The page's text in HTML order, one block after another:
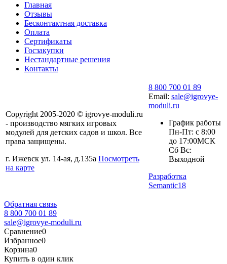
Главная
Отзывы
Бесконтактная доставка
Оплата
Сертификаты
Госзакупки
Нестандартные решения
Контакты
Copyright 2005-2020 © igrovye-moduli.ru
- производство мягких игровых
модулей для детских садов и школ. Все
права защищены.
г. Ижевск ул. 14-ая, д.135а Посмотреть
на карте
8 800 700 01 89
Email: sale@igrovye-
moduli.ru
График работы
Пн-Пт: с 8:00
до 17:00МСК
Сб Вс:
Выходной
Разработка
Semantic18
Обратная связь
8 800 700 01 89
sale@igrovye-moduli.ru
Сравнение0
Избранное0
Корзина0
Купить в один клик